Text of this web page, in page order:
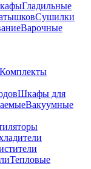
Гладильные
Сушилки
Варочные
Комплекты
Шкафы для
Вакуумные
Тепловые